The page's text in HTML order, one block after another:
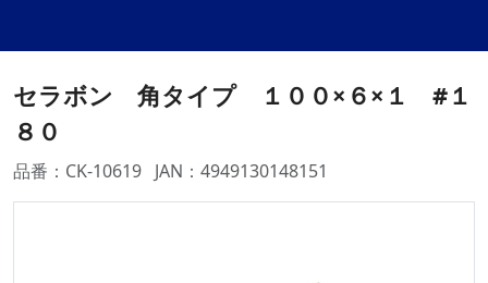
セラボン 角タイプ １００×６×１ #１
８０
品番：CK-10619 JAN：4949130148151